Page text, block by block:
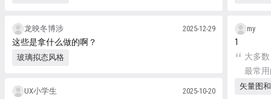
龙映冬博涉 2025-12-29
这些是拿什么做的啊？
玻璃拟态风格
UX小学生 2025-10-20
my
1
大多
最常
矢量图